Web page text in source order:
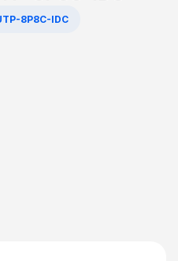
8P8C-IDC